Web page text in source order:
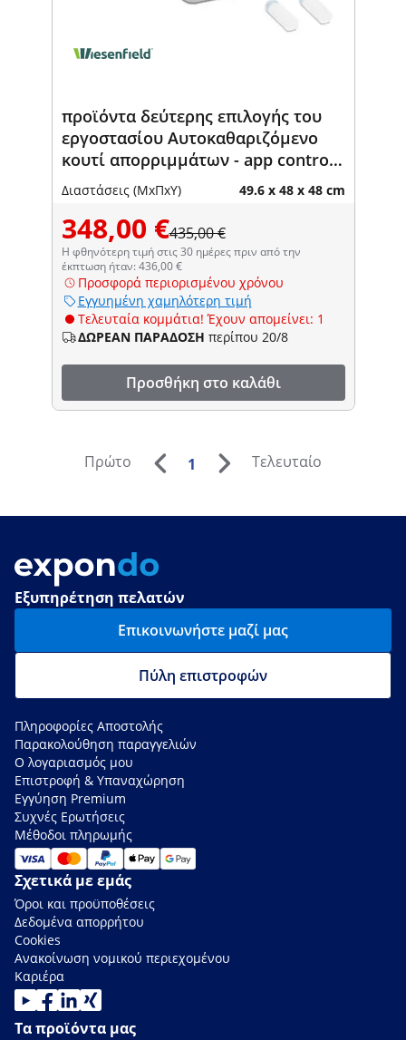
προϊόντα δεύτερης επιλογής του
εργοστασίου Αυτοκαθαριζόμενο
κουτί απορριμμάτων - app control -
άνοιγμα Ø 25 cm - αποστείρωση με
Διαστάσεις (ΜxΠxΥ) 49.6 x 48 x 48 cm
348,00 €435,00 €
Η φθηνότερη τιμή στις 30 ημέρες πριν από την
έκπτωση ήταν: 436,00 €
Προσφορά περιορισμένου χρόνου
Εγγυημένη χαμηλότερη τιμή
Τελευταία κομμάτια! Έχουν απομείνει: 1
ΔΩΡΕΑΝ ΠΑΡΑΔΟΣΗ περίπου 20/8
Προσθήκη στο καλάθι
Πρώτο 1 Τελευταίο
Εξυπηρέτηση πελατών
Επικοινωνήστε μαζί μας
Πύλη επιστροφών
Πληροφορίες Αποστολής
Παρακολούθηση παραγγελιών
Ο λογαριασμός μου
Επιστροφή & Υπαναχώρηση
Εγγύηση Premium
Συχνές Ερωτήσεις
Μέθοδοι πληρωμής
Σχετικά με εμάς
Όροι και προϋποθέσεις
Δεδομένα απορρήτου
Cookies
Ανακοίνωση νομικού περιεχομένου
Καριέρα
Τα προϊόντα μας